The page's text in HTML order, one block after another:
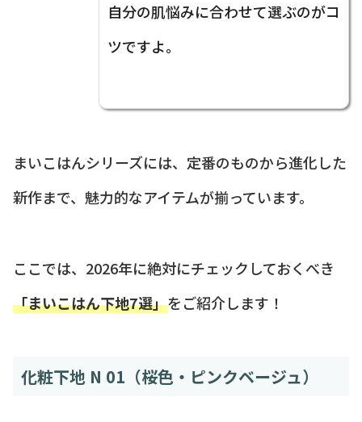
自分の肌悩みに合わせて選ぶのがコ
ツですよ。
まいこはんシリーズには、定番のものから進化した
新作まで、魅力的なアイテムが揃っています。
ここでは、2026年に絶対にチェックしておくべき
「まいこはん下地7選」をご紹介します！
化粧下地 N 01（桜色・ピンクベージュ）